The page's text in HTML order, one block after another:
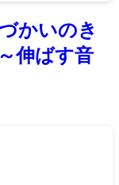
かいのき
伸ばす音